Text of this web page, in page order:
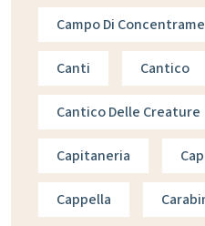
Campo Di
Canti Cantico
Cantico Delle Creature
Capitaneria
Cappella